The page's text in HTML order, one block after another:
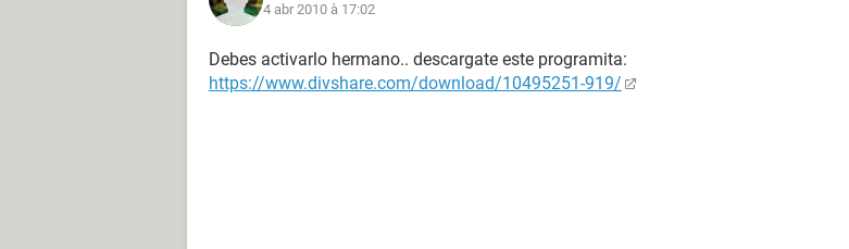
4 abr 2010 à 17:02
Debes activarlo hermano.. descargate este programita:
https://www.divshare.com/download/10495251-919/